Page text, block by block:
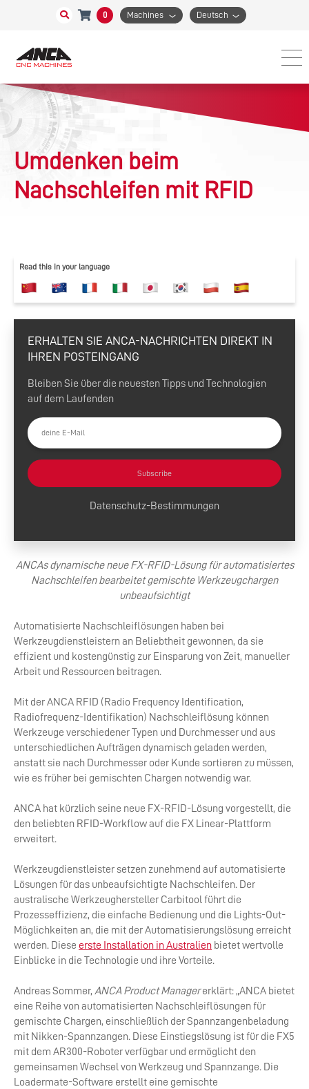
0 Machines Deutsch
Umdenken beim
Nachschleifen mit RFID
Read this in your language
ERHALTEN SIE ANCA-NACHRICHTEN DIREKT IN
IHREN POSTEINGANG
Bleiben Sie über die neuesten Tipps und Technologien
auf dem Laufenden
Subscribe
Datenschutz-Bestimmungen
ANCAs dynamische neue FX-RFID-Lösung für automatisiertes
Nachschleifen bearbeitet gemischte Werkzeugchargen
unbeaufsichtigt
Automatisierte Nachschleiflösungen haben bei
Werkzeugdienstleistern an Beliebtheit gewonnen, da sie
effizient und kostengünstig zur Einsparung von Zeit, manueller
Arbeit und Ressourcen beitragen.
Mit der ANCA RFID (Radio Frequency Identification,
Radiofrequenz-Identifikation) Nachschleiflösung können
Werkzeuge verschiedener Typen und Durchmesser und aus
unterschiedlichen Aufträgen dynamisch geladen werden,
anstatt sie nach Durchmesser oder Kunde sortieren zu müssen,
wie es früher bei gemischten Chargen notwendig war.
ANCA hat kürzlich seine neue FX-RFID-Lösung vorgestellt, die
den beliebten RFID-Workflow auf die FX Linear-Plattform
erweitert.
Werkzeugdienstleister setzen zunehmend auf automatisierte
Lösungen für das unbeaufsichtigte Nachschleifen. Der
australische Werkzeughersteller Carbitool führt die
Prozesseffizienz, die einfache Bedienung und die Lights-Out-
Möglichkeiten an, die mit der Automatisierungslösung erreicht
werden. Diese erste Installation in Australien bietet wertvolle
Einblicke in die Technologie und ihre Vorteile.
Andreas Sommer, ANCA Product Managererklärt: „ANCA bietet
eine Reihe von automatisierten Nachschleiflösungen für
gemischte Chargen, einschließlich der Spannzangenbeladung
mit Nikken-Spannzangen. Diese Einstiegslösung ist für die FX5
mit dem AR300-Roboter verfügbar und ermöglicht den
gemeinsamen Wechsel von Werkzeug und Spannzange. Die
Loadermate-Software erstellt eine gemischte